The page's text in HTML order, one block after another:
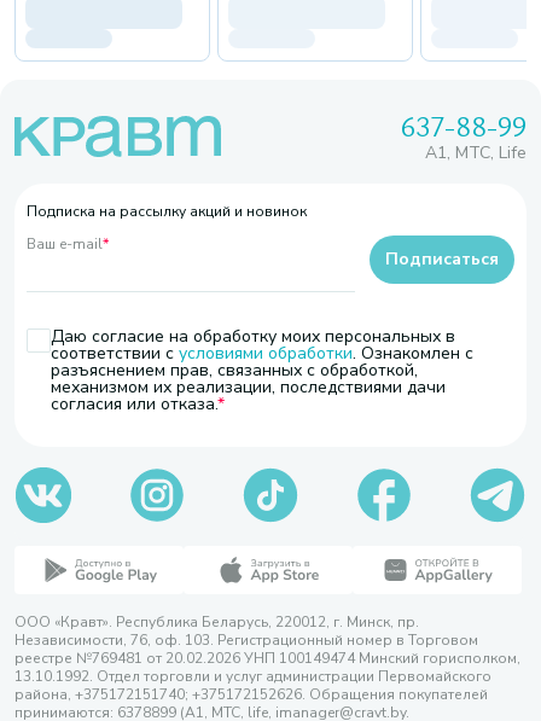
637-88-99
A1, МТС, Life
Подписка на рассылку акций и новинок
Ваш e-mail*
Даю согласие на обработку моих персональных в
соответствии с условиями обработки. Ознакомлен с
разъяснением прав, связанных с обработкой,
механизмом их реализации, последствиями дачи
согласия или отказа.
Подписаться
ООО «Кравт». Республика Беларусь, 220012, г. Минск, пр.
Независимости, 76, оф. 103. Регистрационный номер в Торговом
реестре №769481 от 20.02.2026 УНП 100149474 Минский горисполком,
13.10.1992. Отдел торговли и услуг администрации Первомайского
района, +375172151740; +375172152626. Обращения покупателей
принимаются: 6378899 (А1, МТС, life, imanager@cravt.by.